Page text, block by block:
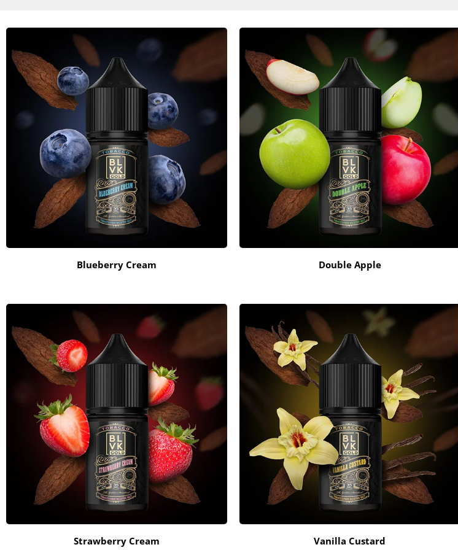
Blueberry Cream Double Apple
Strawberry Cream Vanilla Custard